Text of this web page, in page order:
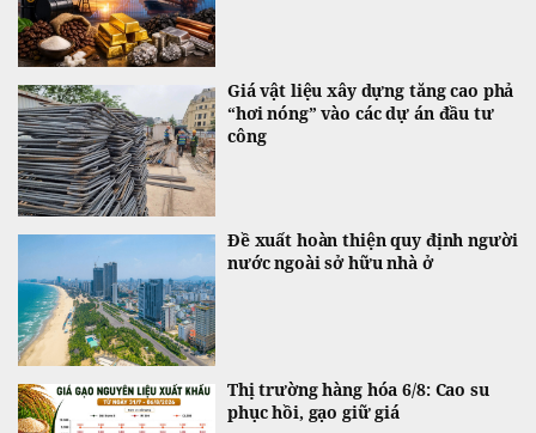
Giá vật liệu xây dựng tăng cao phả
“hơi nóng” vào các dự án đầu tư
công
Đề xuất hoàn thiện quy định người
nước ngoài sở hữu nhà ở
Thị trường hàng hóa 6/8: Cao su
phục hồi, gạo giữ giá